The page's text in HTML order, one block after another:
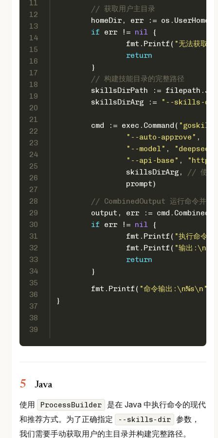
11
12
13
14
15
16
17
18
19
20
21
22
23
24
25
26
27
28
29
30
31
32
33
34
35
36
37
38
39
// 获取用户主目录
homeDir, err :=
if err != nil {
		fmt.Printf(
"无法获取
return
	}
// 构建技能目录的完整路径
skillsDirPath :=
	skillsDirArg :=
"--skills-
	cmd := exec.Command(
"--auto-approve" ,
"--model" ,
"--api-base" ,
		skillsDirArg,
// 使用
		prompt)
// CombinedOutput 运行命令并返
output, err :=
if err != nil {
		fmt.Printf(
"执行命令
		fmt.Printf(
"输出
return
	}
	fmt.Printf(
"命令输出:\n%s\n"
}
Java
使用
ProcessBuilder
是在 Java 中执行命令的现代
和推荐方式。为了正确指定
--skills-dir
参数，
我们需要手动获取用户的主目录并构建完整路径。